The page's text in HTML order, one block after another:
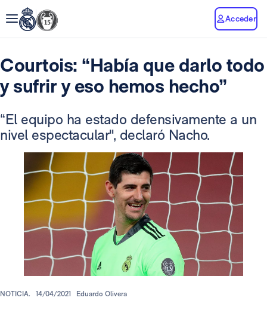
Acceder
Courtois: “Había que darlo todo
y sufrir y eso hemos hecho”
“El equipo ha estado defensivamente a un
nivel espectacular", declaró Nacho.
NOTICIA. 14/04/2021 Eduardo Olivera